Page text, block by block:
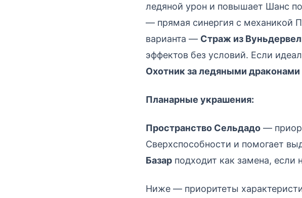
ледяной урон и повышает Шанс
— прямая синергия с механикой
варианта — Страж из
эффектов без условий. Если
Охотник за ледяными
Планарные украшения:
Пространство Сельдадо —
Сверхспособности и помогает
Базар подходит как замена,
Ниже — приоритеты